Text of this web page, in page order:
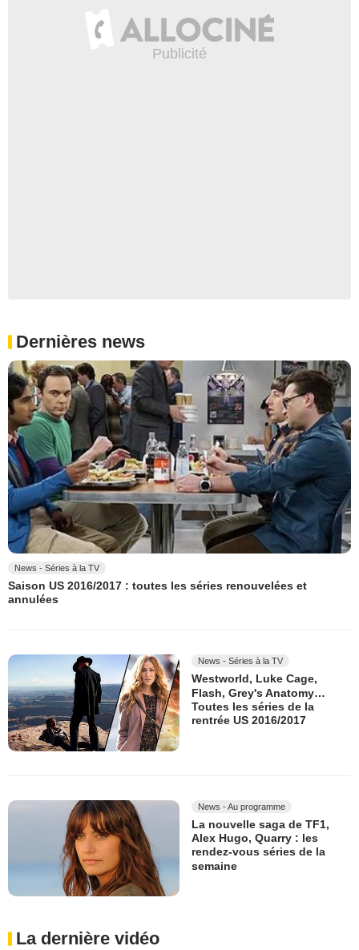
Dernières news
News - Séries à la TV
Saison US 2016/2017 : toutes les séries renouvelées et
annulées
News - Séries à la TV
Westworld, Luke Cage,
Flash, Grey's Anatomy…
Toutes les séries de la
rentrée US 2016/2017
News - Au programme
La nouvelle saga de TF1,
Alex Hugo, Quarry : les
rendez-vous séries de la
semaine
La dernière vidéo